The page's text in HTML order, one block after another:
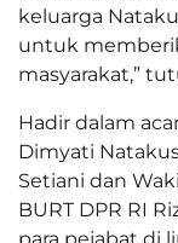
keluarga
untuk
masyarakat,”
Hadir dalam
Dimyati
Setiani dan
BURT DPR RI
para pejabat di